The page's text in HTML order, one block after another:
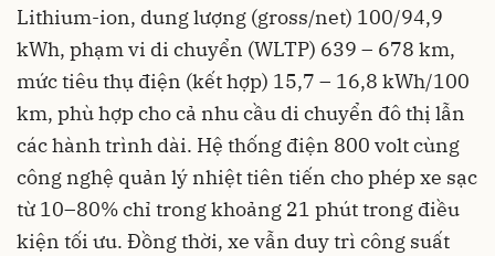
Lithium-ion, dung lượng (gross/net) 100/94,9
kWh, phạm vi di chuyển (WLTP) 639 – 678 km,
mức tiêu thụ điện (kết hợp) 15,7 – 16,8 kWh/100
km, phù hợp cho cả nhu cầu di chuyển đô thị lẫn
các hành trình dài. Hệ thống điện 800 volt cùng
công nghệ quản lý nhiệt tiên tiến cho phép xe sạc
từ 10–80% chỉ trong khoảng 21 phút trong điều
kiện tối ưu. Đồng thời, xe vẫn duy trì công suất